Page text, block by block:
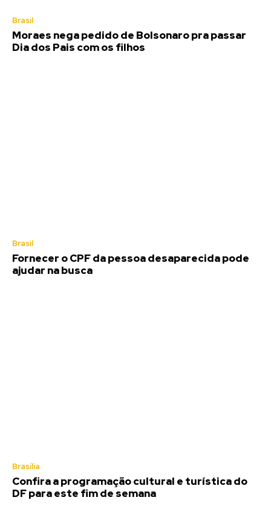
Brasil
Moraes nega pedido de Bolsonaro pra passar
Dia dos Pais com os filhos
Brasil
Fornecer o CPF da pessoa desaparecida pode
ajudar na busca
Brasília
Confira a programação cultural e turística do
DF para este fim de semana